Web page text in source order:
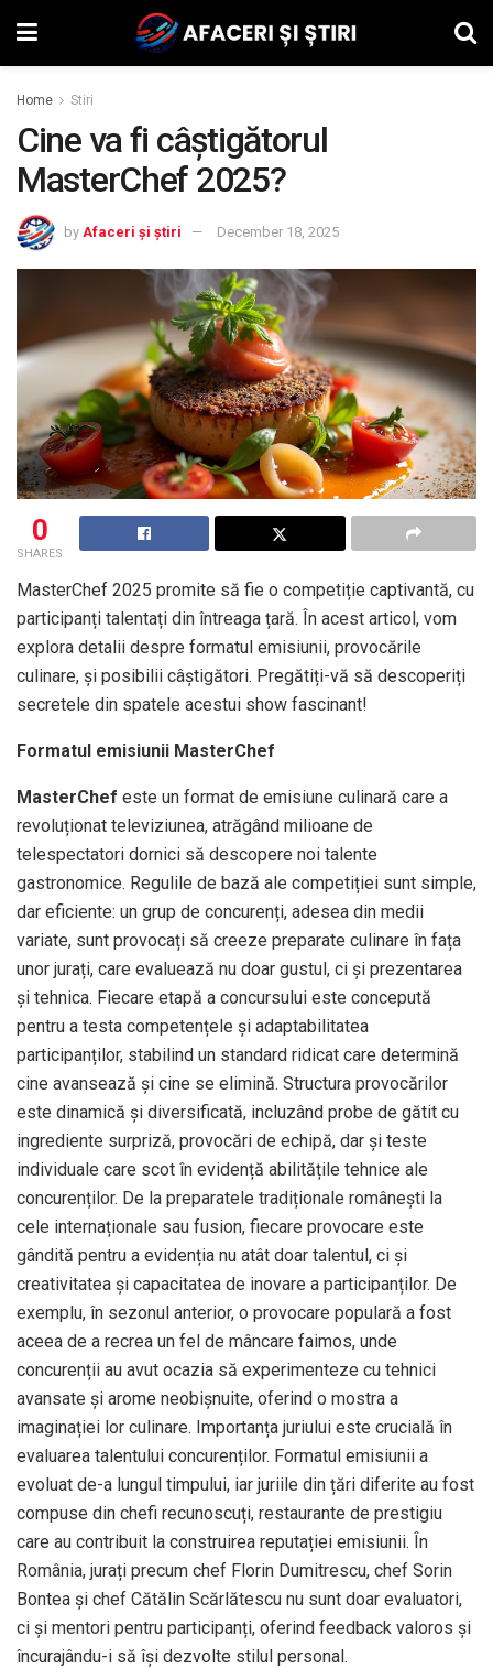
Home Stiri
Cine va fi câștigătorul
MasterChef 2025?
by Afaceri și știri December 18, 2025
0
SHARES
MasterChef 2025 promite să fie o competiție captivantă, cu
participanți talentați din întreaga țară. În acest articol, vom
explora detalii despre formatul emisiunii, provocările
culinare, și posibilii câștigători. Pregătiți-vă să descoperiți
secretele din spatele acestui show fascinant!
Formatul emisiunii MasterChef
MasterChef este un format de emisiune culinară care a
revoluționat televiziunea, atrăgând milioane de
telespectatori dornici să descopere noi talente
gastronomice. Regulile de bază ale competiției sunt simple,
dar eficiente: un grup de concurenți, adesea din medii
variate, sunt provocați să creeze preparate culinare în fața
unor jurați, care evaluează nu doar gustul, ci și prezentarea
și tehnica. Fiecare etapă a concursului este concepută
pentru a testa competențele și adaptabilitatea
participanților, stabilind un standard ridicat care determină
cine avansează și cine se elimină. Structura provocărilor
este dinamică și diversificată, incluzând probe de gătit cu
ingrediente surpriză, provocări de echipă, dar și teste
individuale care scot în evidență abilitățile tehnice ale
concurenților. De la preparatele tradiționale românești la
cele internaționale sau fusion, fiecare provocare este
gândită pentru a evidenția nu atât doar talentul, ci și
creativitatea și capacitatea de inovare a participanților. De
exemplu, în sezonul anterior, o provocare populară a fost
aceea de a recrea un fel de mâncare faimos, unde
concurenții au avut ocazia să experimenteze cu tehnici
avansate și arome neobișnuite, oferind o mostra a
imaginației lor culinare. Importanța juriului este crucială în
evaluarea talentului concurenților. Formatul emisiunii a
evoluat de-a lungul timpului, iar juriile din țări diferite au fost
compuse din chefi recunoscuți, restaurante de prestigiu
care au contribuit la construirea reputației emisiunii. În
România, jurați precum chef Florin Dumitrescu, chef Sorin
Bontea și chef Cătălin Scărlătescu nu sunt doar evaluatori,
ci și mentori pentru participanți, oferind feedback valoros și
încurajându-i să își dezvolte stilul personal.